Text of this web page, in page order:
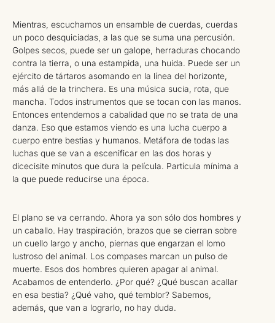
Mientras, escuchamos un ensamble de cuerdas, cuerdas
un poco desquiciadas, a las que se suma una percusión.
Golpes secos, puede ser un galope, herraduras chocando
contra la tierra, o una estampida, una huida. Puede ser un
ejército de tártaros asomando en la línea del horizonte,
más allá de la trinchera. Es una música sucia, rota, que
mancha. Todos instrumentos que se tocan con las manos.
Entonces entendemos a cabalidad que no se trata de una
danza. Eso que estamos viendo es una lucha cuerpo a
cuerpo entre bestias y humanos. Metáfora de todas las
luchas que se van a escenificar en las dos horas y
dicecisite minutos que dura la película. Partícula mínima a
la que puede reducirse una época.
El plano se va cerrando. Ahora ya son sólo dos hombres y
un caballo. Hay traspiración, brazos que se cierran sobre
un cuello largo y ancho, piernas que engarzan el lomo
lustroso del animal. Los compases marcan un pulso de
muerte. Esos dos hombres quieren apagar al animal.
Acabamos de entenderlo. ¿Por qué? ¿Qué buscan acallar
en esa bestia? ¿Qué vaho, qué temblor? Sabemos,
además, que van a lograrlo, no hay duda.